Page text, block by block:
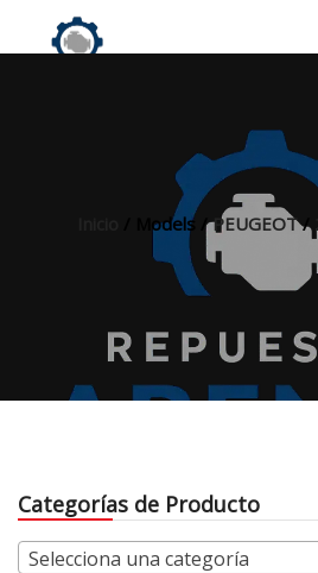
/ Models /PEUGEOT/
Categorías de Producto
Selecciona una categoría